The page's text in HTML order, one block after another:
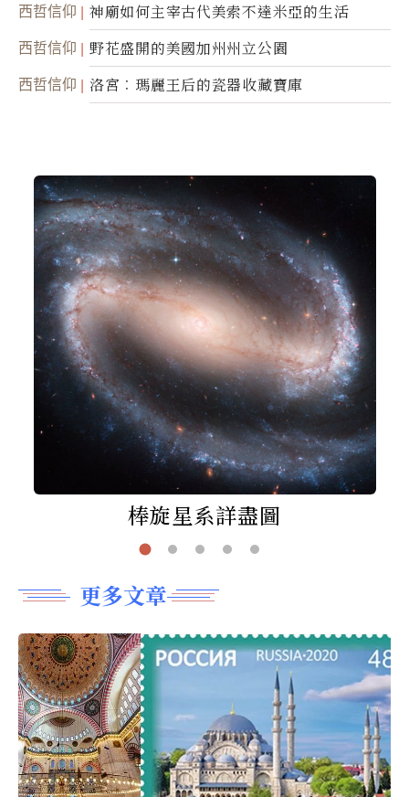
西哲信仰 神廟如何主宰古代美索不達米亞的生活
西哲信仰 野花盛開的美國加州州立公園
西哲信仰 洛宮︰瑪麗王后的瓷器收藏寶庫
棒旋星系詳盡圖
更多文章